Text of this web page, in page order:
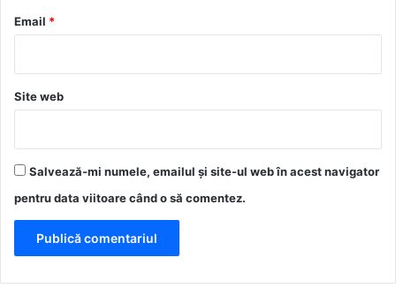
*
Email *
Site web
Salvează-mi numele, emailul și site-ul web în acest navigator
pentru data viitoare când o să comentez.